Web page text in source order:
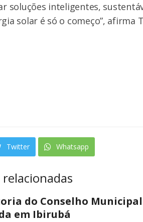
soluções inteligentes,
solar é só o começo”, afirma
Twitter Whatsapp
do Conselho
em Ibirubá